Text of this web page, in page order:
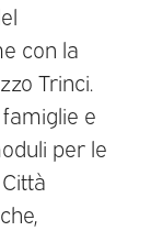
con la
Trinci.
e
per le